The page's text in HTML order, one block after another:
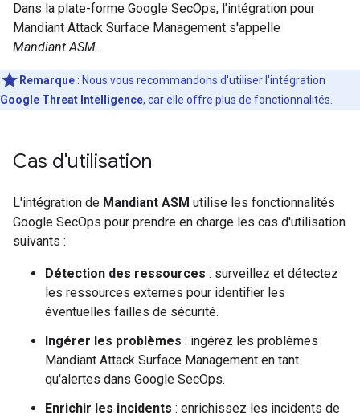
Dans la plate-forme Google SecOps, l'intégration pour
Mandiant Attack Surface Management s'appelle
Mandiant ASM.
Remarque : Nous vous recommandons d'utiliser l'intégration
Google Threat Intelligence, car elle offre plus de fonctionnalités.
Cas d'utilisation
L'intégration de Mandiant ASM utilise les fonctionnalités
Google SecOps pour prendre en charge les cas d'utilisation
suivants :
Détection des ressources : surveillez et détectez
les ressources externes pour identifier les
éventuelles failles de sécurité.
Ingérer les problèmes : ingérez les problèmes
Mandiant Attack Surface Management en tant
qu'alertes dans Google SecOps.
Enrichir les incidents : enrichissez les incidents de